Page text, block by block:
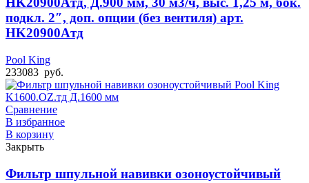
подкл. 2″, доп. опции (без вентиля) арт.
HK20900Aтд
Pool King
233083 руб.
Сравнение
В избранное
В корзину
Закрыть
Фильтр шпульной навивки озоноустойчивый